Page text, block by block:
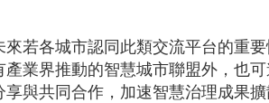
若各城市認同此類交流平台的重
業界推動的智慧城市聯盟外，也
與共同合作，加速智慧治理成果擴